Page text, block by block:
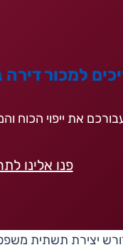
למכור
את ייפוי הכוח
פנו אלינו
דורש יצירת תשתית